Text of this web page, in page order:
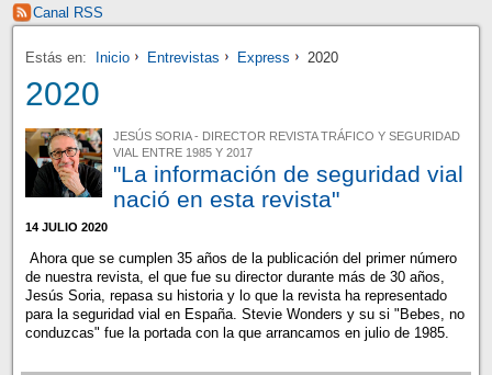
Canal RSS
Estás en: Inicio Entrevistas Express 2020
2020
JESÚS SORIA - DIRECTOR REVISTA TRÁFICO Y SEGURIDAD
VIAL ENTRE 1985 Y 2017
"La información de seguridad vial
nació en esta revista"
14 JULIO 2020
Ahora que se cumplen 35 años de la publicación del primer número
de nuestra revista, el que fue su director durante más de 30 años,
Jesús Soria, repasa su historia y lo que la revista ha representado
para la seguridad vial en España. Stevie Wonders y su si "Bebes, no
conduzcas" fue la portada con la que arrancamos en julio de 1985.